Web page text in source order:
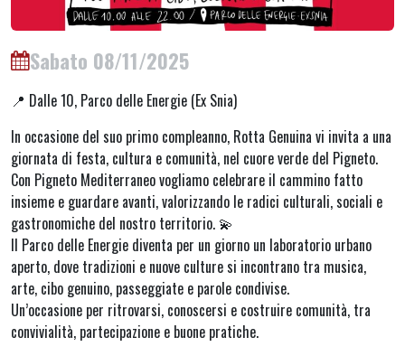
Sabato 08/11/2025
📍 Dalle 10, Parco delle Energie (Ex Snia)
In occasione del suo primo compleanno, Rotta Genuina vi invita a una
giornata di festa, cultura e comunità, nel cuore verde del Pigneto.
Con Pigneto Mediterraneo vogliamo celebrare il cammino fatto
insieme e guardare avanti, valorizzando le radici culturali, sociali e
gastronomiche del nostro territorio. 💫
Il Parco delle Energie diventa per un giorno un laboratorio urbano
aperto, dove tradizioni e nuove culture si incontrano tra musica,
arte, cibo genuino, passeggiate e parole condivise.
Un’occasione per ritrovarsi, conoscersi e costruire comunità, tra
convivialità, partecipazione e buone pratiche.